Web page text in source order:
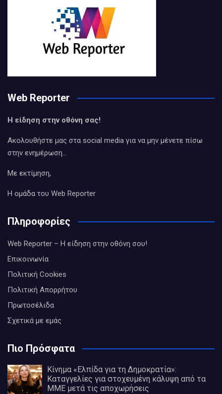
Web Reporter
Η είδηση στην οθόνη σας!
Ακολουθήστε μας στα social media για να μην μένετε πίσω
στην ενημέρωση…
Με εκτίμηση,
Η ομάδα του Web Reporter
Πληροφορίες
Web Reporter – Η είδηση στην οθόνη σου!
Επικοινωνία
Πολιτική Cookies
Πολιτική Απορρήτου
Πρωτοσέλιδα
Σχετικά με εμάς
Πιο Πρόσφατα
Κίνημα «Ελπίδα για τη Δημοκρατία»:
Καταγγελίες για στοχευμένη κάλυψη από τα
ΜΜΕ μετά τις αποχωρήσεις